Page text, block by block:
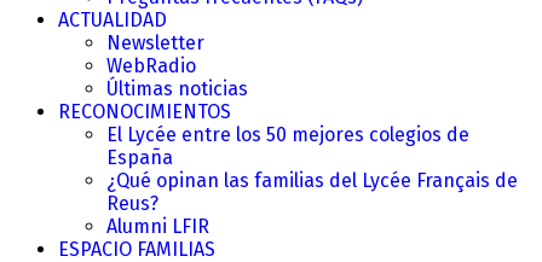
ACTUALIDAD
Newsletter
WebRadio
Últimas noticias
RECONOCIMIENTOS
El Lycée entre los 50 mejores colegios de
España
¿Qué opinan las familias del Lycée Français de
Reus?
Alumni LFIR
ESPACIO FAMILIAS